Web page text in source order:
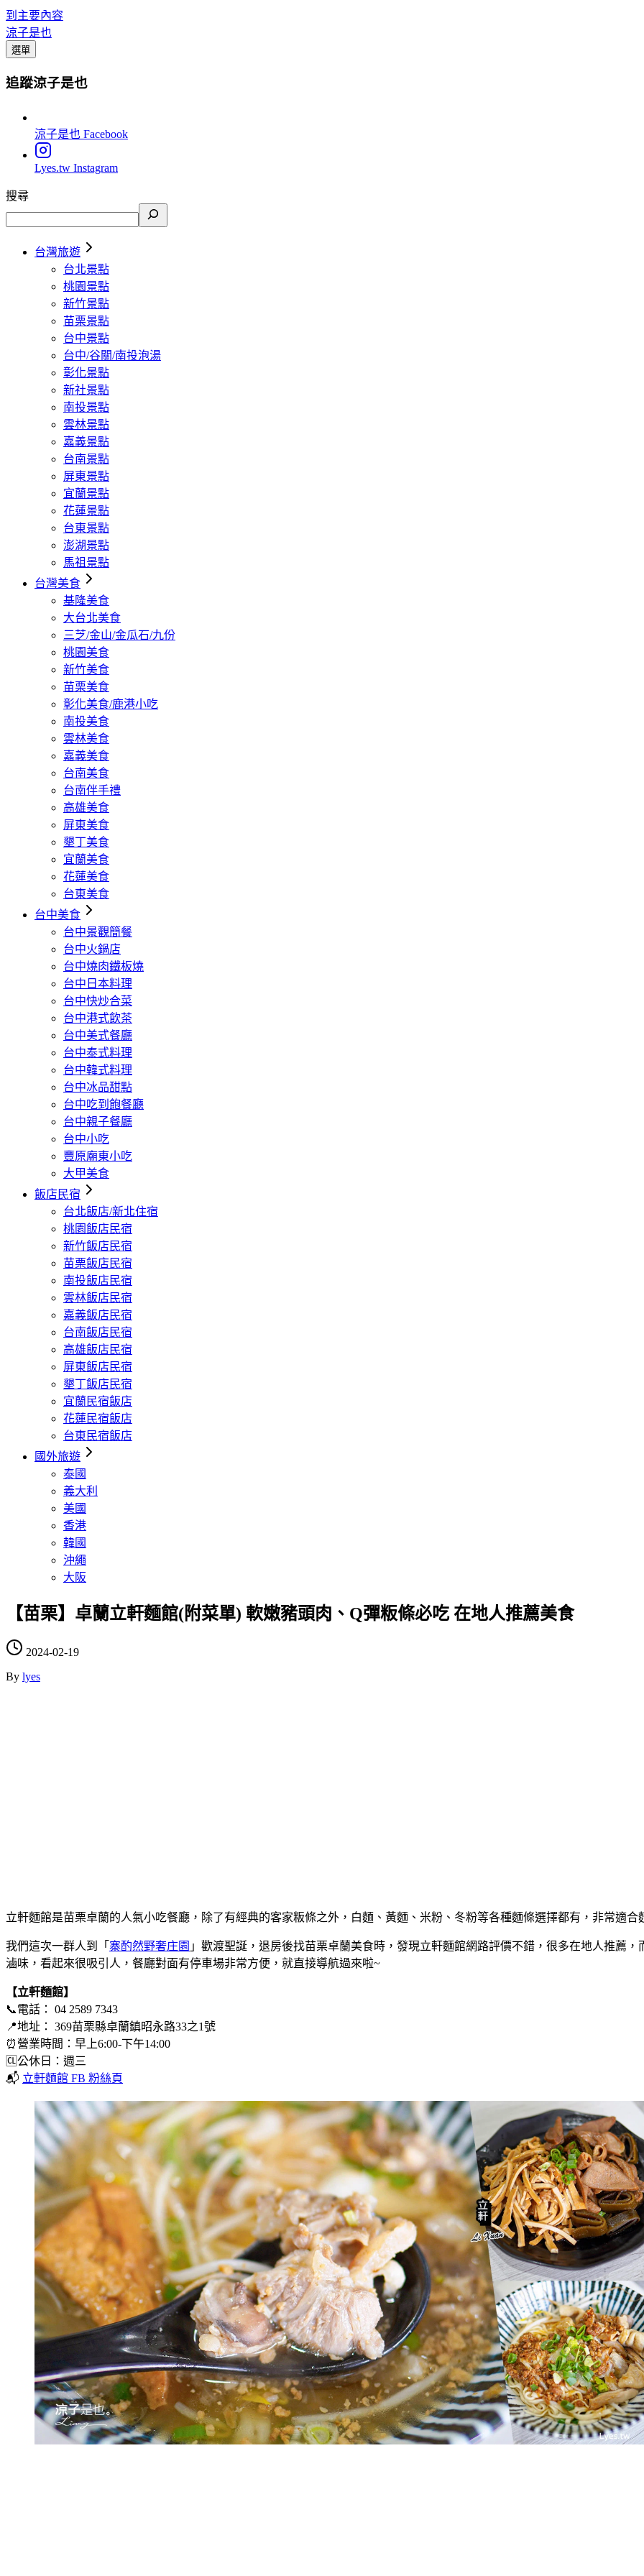
到主要內容
涼子是也
選單
追蹤涼子是也
涼子是也 Facebook
Lyes.tw Instagram
搜尋
台灣旅遊
台北景點
桃園景點
新竹景點
苗栗景點
台中景點
台中/谷關/南投泡湯
彰化景點
新社景點
南投景點
雲林景點
嘉義景點
台南景點
屏東景點
宜蘭景點
花蓮景點
台東景點
澎湖景點
馬祖景點
台灣美食
基隆美食
大台北美食
三芝/金山/金瓜石/九份
桃園美食
新竹美食
苗栗美食
彰化美食/鹿港小吃
南投美食
雲林美食
嘉義美食
台南美食
台南伴手禮
高雄美食
屏東美食
墾丁美食
宜蘭美食
花蓮美食
台東美食
台中美食
台中景觀簡餐
台中火鍋店
台中燒肉鐵板燒
台中日本料理
台中快炒合菜
台中港式飲茶
台中美式餐廳
台中泰式料理
台中韓式料理
台中冰品甜點
台中吃到飽餐廳
台中親子餐廳
台中小吃
豐原廟東小吃
大甲美食
飯店民宿
台北飯店/新北住宿
桃園飯店民宿
新竹飯店民宿
苗栗飯店民宿
南投飯店民宿
雲林飯店民宿
嘉義飯店民宿
台南飯店民宿
高雄飯店民宿
屏東飯店民宿
墾丁飯店民宿
宜蘭民宿飯店
花蓮民宿飯店
台東民宿飯店
國外旅遊
泰國
義大利
美國
香港
韓國
沖繩
大阪
【苗栗】卓蘭立軒麵館(附菜單) 軟嫩豬頭肉、Q彈粄條必吃 在地人推薦美食
2024-02-19
By lyes
立軒麵館是苗栗卓蘭的人氣小吃餐廳，除了有經典的客家粄條之外，白麵、黃麵、米粉、冬粉等各種麵條選擇都有，非常適合
我們這次一群人到「 寨酌然野奢庄園 」歡渡聖誕，退房後找苗栗卓蘭美食時，發現立軒麵館網路評價不錯，很多在地人推薦
滷味，看起來很吸引人，餐廳對面有停車場非常方便，就直接導航過來啦~
【立軒麵館】
📞電話： 04 2589 7343
📍地址： 369苗栗縣卓蘭鎮昭永路33之1號
⏰營業時間：早上6:00-下午14:00
🆑公休日：週三
📬 立軒麵館 FB 粉絲頁